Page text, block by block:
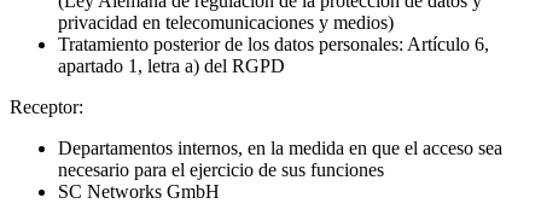
privacidad en telecomunicaciones y medios)
Tratamiento posterior de los datos personales: Artículo 6,
apartado 1, letra a) del RGPD
Receptor:
Departamentos internos, en la medida en que el acceso sea
necesario para el ejercicio de sus funciones
SC Networks GmbH